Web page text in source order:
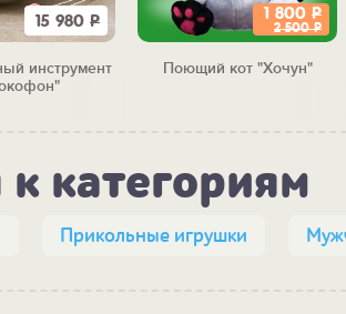
15 980 Р
инструмент
1 800 Р
2 500Р
Поющий кот "Хочун"
категориям
Прикольные игрушки